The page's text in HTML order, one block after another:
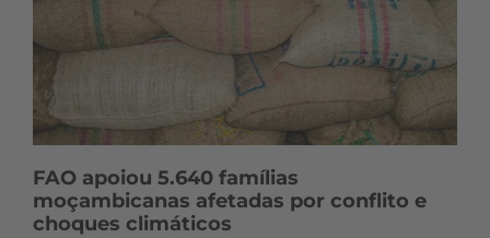
FAO apoiou 5.640 famílias
moçambicanas afetadas por conflito e
choques climáticos